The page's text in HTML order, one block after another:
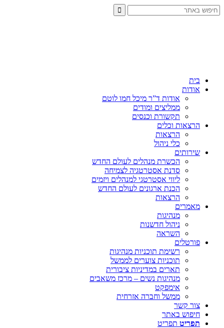
בית
אודות
אודות ד”ר מיכל חמו לוטם
ממליצים ומודים
תקשורת וכנסים
הרצאות וכלים
הרצאות
כלי ניהול
שירותים
הכשרת מנהלים לעולם החדש
סדנת אסטרטגיה לצמיחה
ליווי אסטרטגי למנהלים ויזמים
הכנת ארגונים לעולם החדש
הרצאות
מאמרים
מנהיגות
ניהול חדשנות
השראה
פורטלים
רשימת תוכניות מנהיגות
תוכניות צוערים לממשל
תארים במדיניות ציבורית
מנהיגות נשים – מרכז משאבים
אימפקט
ממשל וחברה אזרחית
צור קשר
חיפוש באתר
תפריט תפריט